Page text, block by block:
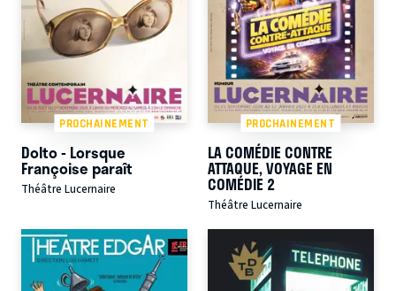
PROCHAINEMENT
Dolto - Lorsque
Françoise paraît
Théâtre Lucernaire
PROCHAINEMENT
LA COMÉDIE CONTRE
ATTAQUE, VOYAGE EN
COMÉDIE 2
Théâtre Lucernaire